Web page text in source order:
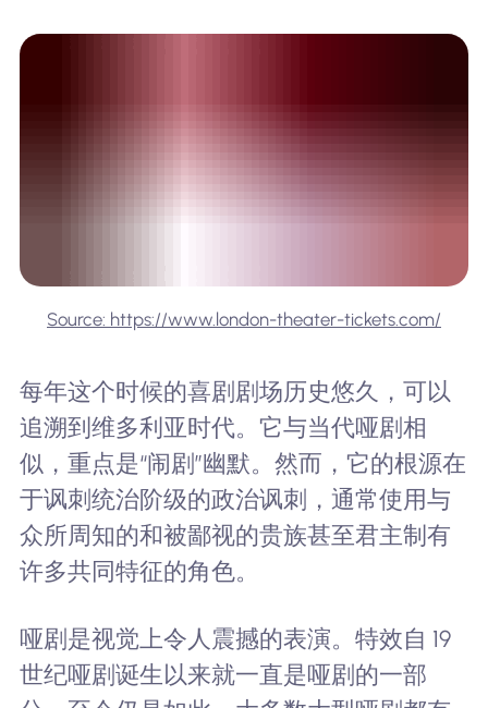
Source: https://www.london-theater-tickets.com/
每年这个时候的喜剧剧场历史悠久，可以
追溯到维多利亚时代。它与当代哑剧相
似，重点是“闹剧”幽默。然而，它的根源在
于讽刺统治阶级的政治讽刺，通常使用与
众所周知的和被鄙视的贵族甚至君主制有
许多共同特征的角色。
哑剧是视觉上令人震撼的表演。特效自 19
世纪哑剧诞生以来就一直是哑剧的一部